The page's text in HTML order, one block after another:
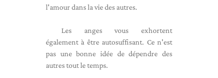
l'amour dans la vie des autres.
Les anges vous exhortent
également à être autosuffisant. Ce n'est
pas une bonne idée de dépendre des
autres tout le temps.